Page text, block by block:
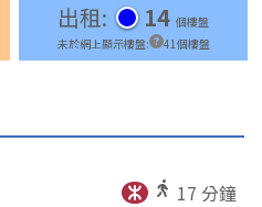
出租: 14 個樓盤
未於網上顯示樓盤: 41個樓盤
17 分鐘